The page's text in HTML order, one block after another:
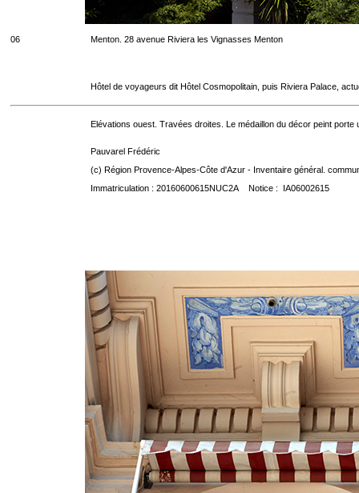
06 Menton. 28 avenue Riviera les Vignasses Menton
Hôtel de voyageurs dit Hôtel Cosmopolitain, puis Riviera Palace,
Elévations ouest. Travées droites. Le médaillon du décor peint porte
Pauvarel Frédéric
(c) Région Provence-Alpes-Côte d'Azur - Inventaire général.
Immatriculation : 20160600615NUC2A Notice : IA06002615